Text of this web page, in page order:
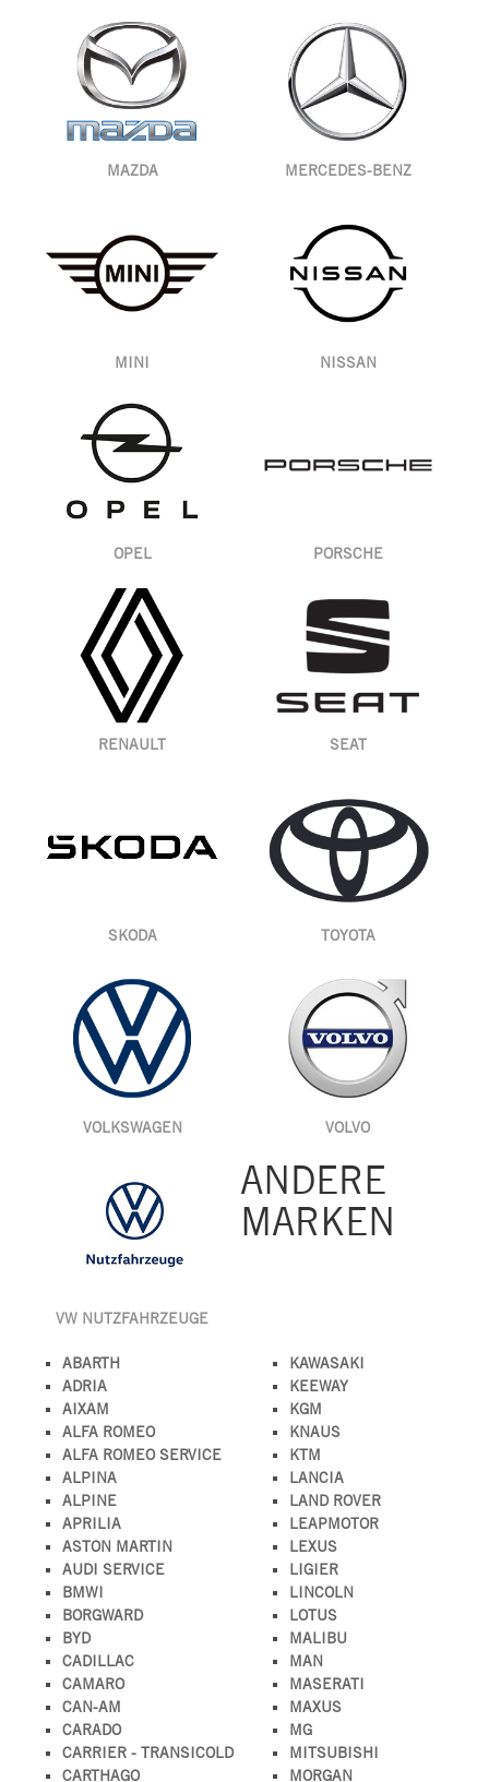
MAZDA MERCEDES-BENZ
MINI NISSAN
OPEL PORSCHE
RENAULT SEAT
SKODA TOYOTA
VOLKSWAGEN VOLVO
VW NUTZFAHRZEUGE
ANDERE
MARKEN
ABARTH
ADRIA
AIXAM
ALFA ROMEO
ALFA ROMEO SERVICE
ALPINA
ALPINE
APRILIA
ASTON MARTIN
AUDI SERVICE
BMWI
BORGWARD
BYD
CADILLAC
CAMARO
CAN-AM
CARADO
CARRIER - TRANSICOLD
CARTHAGO
KAWASAKI
KEEWAY
KGM
KNAUS
KTM
LANCIA
LAND ROVER
LEAPMOTOR
LEXUS
LIGIER
LINCOLN
LOTUS
MALIBU
MAN
MASERATI
MAXUS
MG
MITSUBISHI
MORGAN